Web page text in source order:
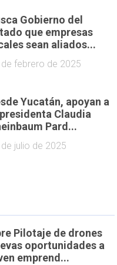
Gobierno del
que empresas
sean aliados...
febrero de 2025
Yucatán, apoyan a
presidenta Claudia
Pard...
julio de 2025
Pilotaje de drones
oportunidades a
emprend...